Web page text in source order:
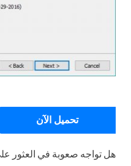
تحميل الآن
هل تواجه صعوبة في العثور